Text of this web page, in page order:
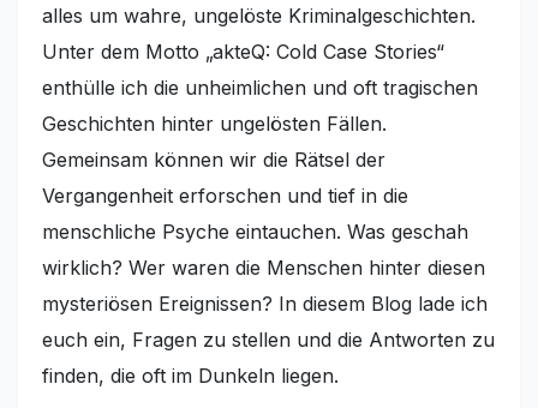
alles um wahre, ungelöste Kriminalgeschichten.
Unter dem Motto „akteQ: Cold Case Stories“
enthülle ich die unheimlichen und oft tragischen
Geschichten hinter ungelösten Fällen.
Gemeinsam können wir die Rätsel der
Vergangenheit erforschen und tief in die
menschliche Psyche eintauchen. Was geschah
wirklich? Wer waren die Menschen hinter diesen
mysteriösen Ereignissen? In diesem Blog lade ich
euch ein, Fragen zu stellen und die Antworten zu
finden, die oft im Dunkeln liegen.